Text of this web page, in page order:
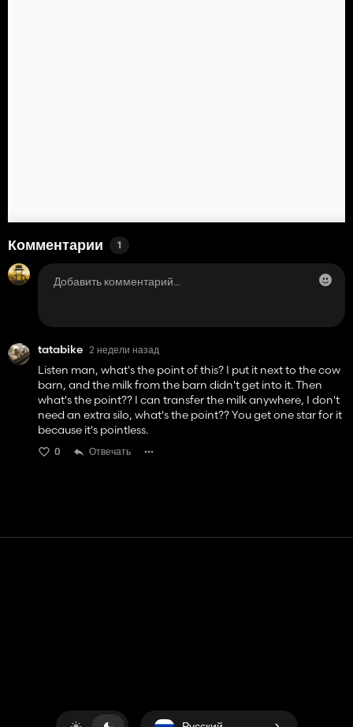
Комментарии 1
tatabike 2 недели назад
Listen man, what's the point of this? I put it next to the cow
barn, and the milk from the barn didn't get into it. Then
what's the point?? I can transfer the milk anywhere, I don't
need an extra silo, what's the point?? You get one star for it
because it's pointless.
0 Отвечать